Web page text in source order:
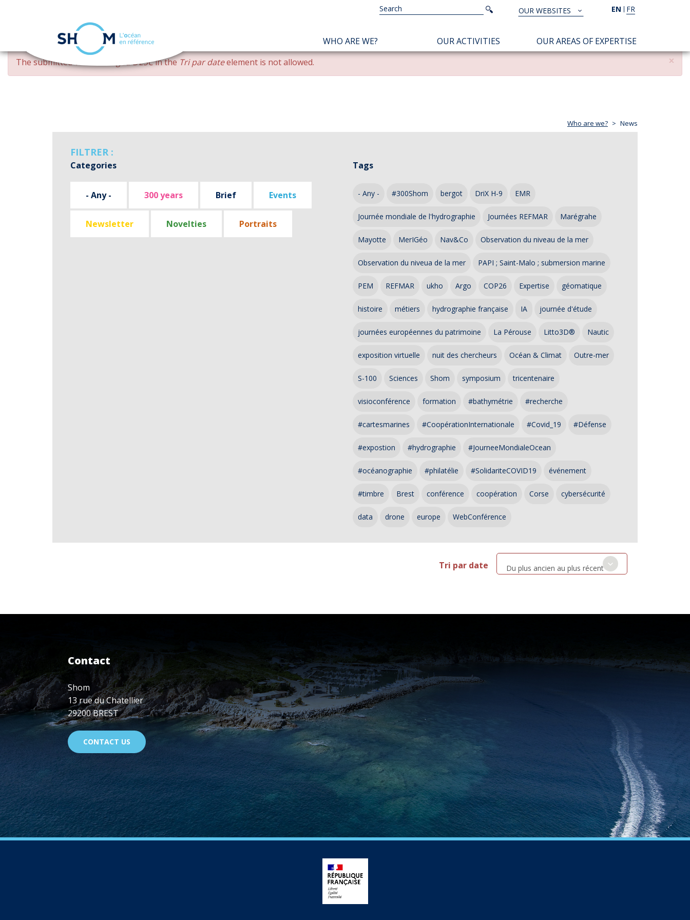
Skip
main
EN FR
TOUS
NOS
SITES
OUR WEBSITES
Search
Search
NAVIGATION
PRINCIPALE
WHO ARE WE? OUR ACTIVITIES OUR AREAS OF EXPERTISE
×
ERROR
MESSAGE
The submitted value changed DESCin theTri par dateelement is not allowed.
Who are we? News
FILTRER :
Categories
- Any - 300 years Brief Events
Newsletter Novelties Portraits
Tags
- Any - #300Shom bergot DriX H-9 EMR
Journée mondiale de l'hydrographie Journées REFMAR Marégrahe
Mayotte MerIGéo Nav&Co Observation du niveau de la mer
Observation du niveua de la mer PAPI ; Saint-Malo ; submersion marine
PEM REFMAR ukho Argo COP26 Expertise géomatique
histoire métiers hydrographie française IA journée d'étude
journées européennes du patrimoine La Pérouse Litto3D® Nautic
exposition virtuelle nuit des chercheurs Océan & Climat Outre-mer
S-100 Sciences Shom symposium tricentenaire
visioconférence formation #bathymétrie #recherche
#cartesmarines #CoopérationInternationale #Covid_19 #Défense
#expostion #hydrographie #JourneeMondialeOcean
#océanographie #philatélie #SolidariteCOVID19 événement
#timbre Brest conférence coopération Corse cybersécurité
data drone europe WebConférence
Tri par date Du plus ancien au plus récent
Contact
Shom
13 rue du Chatellier
29200 BREST
CONTACT US